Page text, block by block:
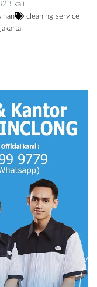
kali
cleaning service